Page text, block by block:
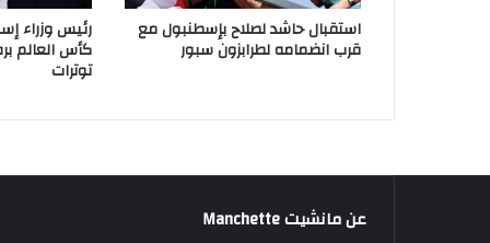
استقبال حاشد لصلاح بإسطنبول مع
قرب انضمامه لطرابزون سبور
رئيس وزراء
كأس العالم
توترات
عن مانشيت Manchette